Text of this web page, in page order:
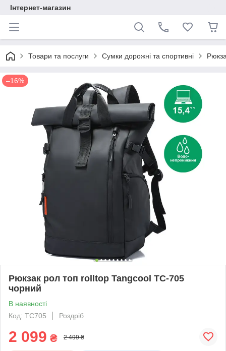
Інтернет-магазин
Товари та послуги Сумки дорожні та спортивні
–16%
Рюкзак рол топ rolltop Tangcool TC-705
чорний
В наявності
Код: TC705
Роздріб
2 099 ₴ 2 499 ₴